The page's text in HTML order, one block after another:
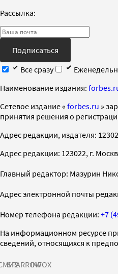
Рассылка:
Подписаться
Все сразу
Наименование издания:
Cетевое издание « forbes.ru »
принятия решения о
Адрес редакции, издателя:
Адрес редакции: 123022, г.
Главный редактор: Мазурин
Адрес электронной почты
Номер телефона редакции: +7
На информационном ресурсе
сведений, относящихся к
SPARROWINFOX